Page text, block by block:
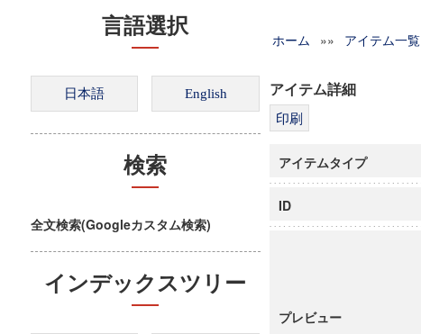
言語選択
検索
全文検索(Googleカスタム検索)
インデックスツリー
ホーム »» アイテム一覧
アイテム詳細
アイテムタイプ
ID
プレビュー